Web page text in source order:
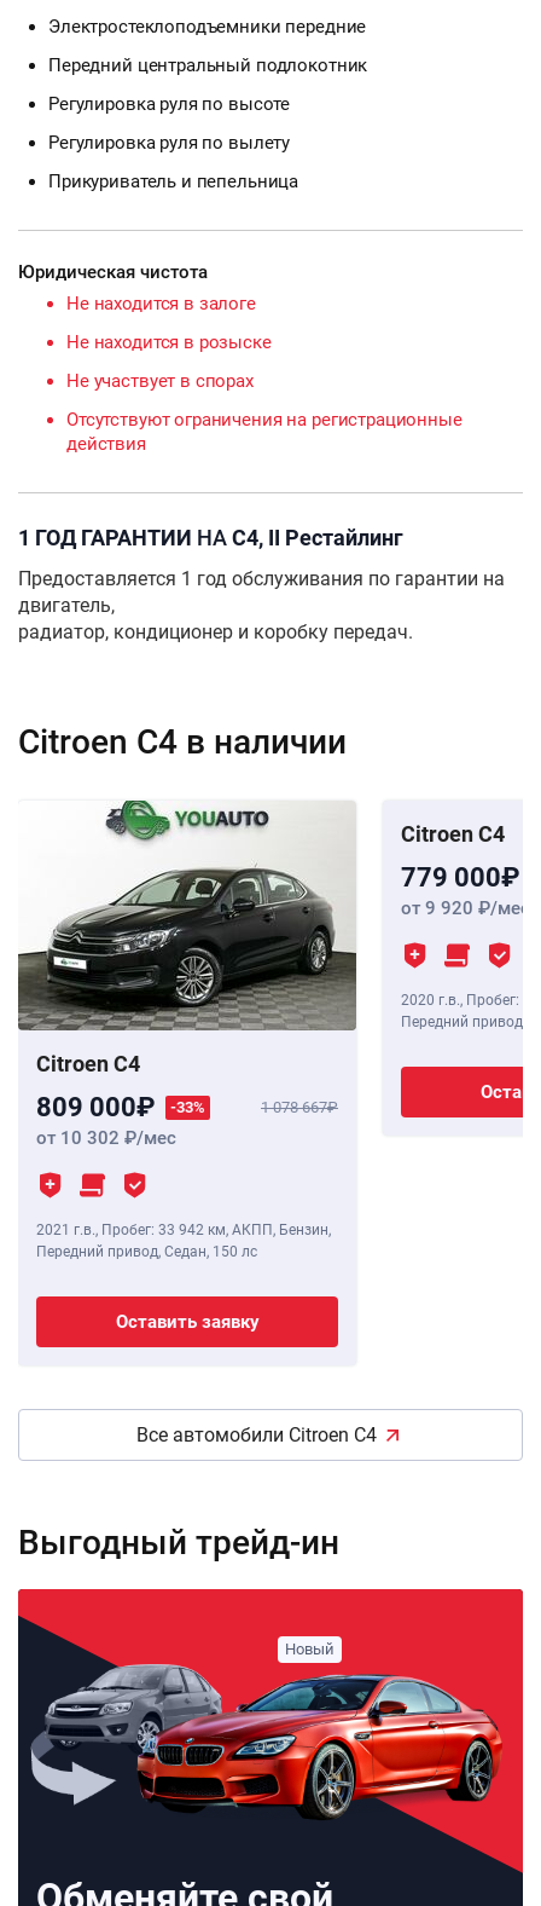
Электростеклоподъемники передние
Передний центральный подлокотник
Регулировка руля по высоте
Регулировка руля по вылету
Прикуриватель и пепельница
Юридическая чистота
Не находится в залоге
Не находится в розыске
Не участвует в спорах
Отсутствуют ограничения на регистрационные
действия
1 ГОД ГАРАНТИИ НАC4, II Рестайлинг
Предоставляется 1 год обслуживания по гарантии на
двигатель,
радиатор, кондиционер и коробку передач.
Citroen C4 в наличии
Citroen C4
809 000 -33% 1 078 667
от 10 302 /мес
2021 г.в., Пробег: 33 942 км, АКПП, Бензин,
Передний привод, Седан, 150 лс
Оставить заявку
Citroen C4
779 000
от 9 920 /мес
2020 г.в., Пробег:
Передний привод,
Все автомобили Citroen C4
Выгодный трейд-ин